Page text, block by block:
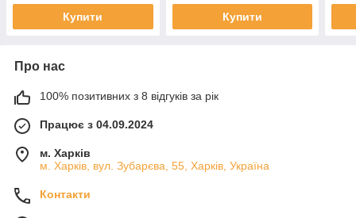
Купити Купити
Про нас
100% позитивних з 8 відгуків за рік
Працює з 04.09.2024
м. Харків
м. Харків, вул. Зубарєва, 55, Харків, Україна
Контакти